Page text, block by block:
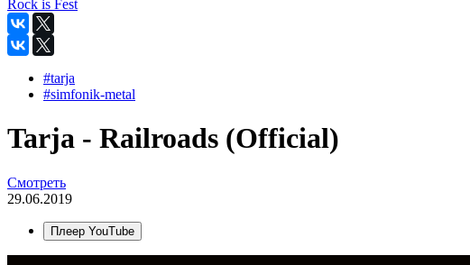
Rock is Fest
#tarja
#simfonik-metal
Tarja - Railroads (Official)
Смотреть
29.06.2019
Плеер YouTube